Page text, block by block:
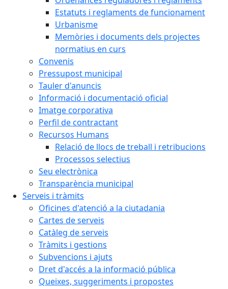
Estatuts i reglaments de funcionament
Urbanisme
Memòries i documents dels projectes
normatius en curs
Convenis
Pressupost municipal
Tauler d'anuncis
Informació i documentació oficial
Imatge corporativa
Perfil de contractant
Recursos Humans
Relació de llocs de treball i retribucions
Processos selectius
Seu electrònica
Transparència municipal
Serveis i tràmits
Oficines d'atenció a la ciutadania
Cartes de serveis
Catàleg de serveis
Tràmits i gestions
Subvencions i ajuts
Dret d'accés a la informació pública
Queixes, suggeriments i propostes